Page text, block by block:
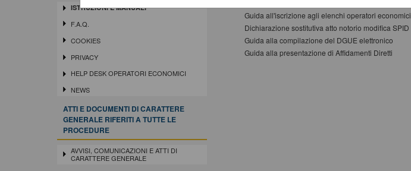
ISTRUZIONI E MANUALI
F.A.Q.
COOKIES
PRIVACY
HELP DESK OPERATORI ECONOMICI
NEWS
ATTI E DOCUMENTI DI CARATTERE
GENERALE RIFERITI A TUTTE LE
PROCEDURE
AVVISI, COMUNICAZIONI E ATTI DI
CARATTERE GENERALE
Guida all'iscrizione agli elenchi operatori economici
Dichiarazione sostitutiva atto notorio modifica SPID
Guida alla compilazione del DGUE elettronico
Guida alla presentazione di Affidamenti Diretti